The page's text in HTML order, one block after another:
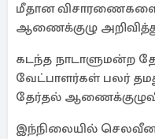
மீதான விசாரணைகளை
ஆணைக்குழு
கடந்த நாடாளுமன்ற
வேட்பாளர்கள் பலர்
தேர்தல்
இந்நிலையில்